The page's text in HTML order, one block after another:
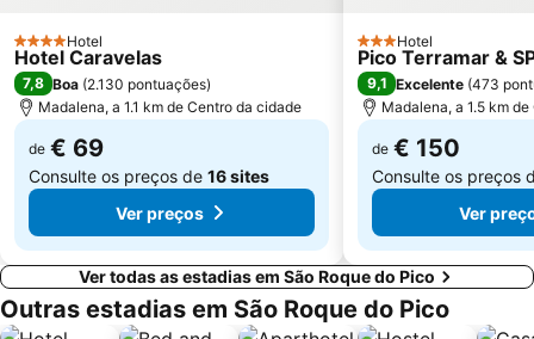
4 Estrelas
Hotel
Hotel Caravelas
7,8 Boa (2.130 pontuações)
Madalena, a 1.1 km de Centro da cidade
de € 69
Consulte os preços de 16 sites
Ver preços
3 Estrelas
Hotel
Pico Terramar &
9,1 Excelente (473
Madalena, a 1.5 km
de € 150
Consulte os preços
Ver
Ver todas as estadias em São Roque do Pico
Outras estadias em São Roque do Pico